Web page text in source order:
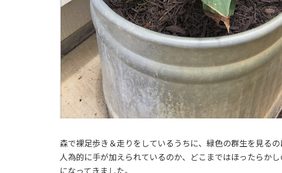
森で裸足歩き＆走りをしているうちに、緑色の群生を見る
人為的に手が加えられているのか、どこまではほったらか
になってきました。